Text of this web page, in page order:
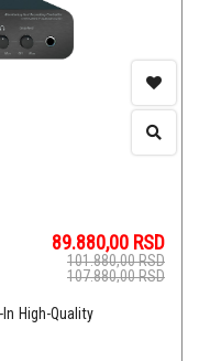
89.880,00 RSD
101.880,00RSD
107.880,00RSD
High-Quality